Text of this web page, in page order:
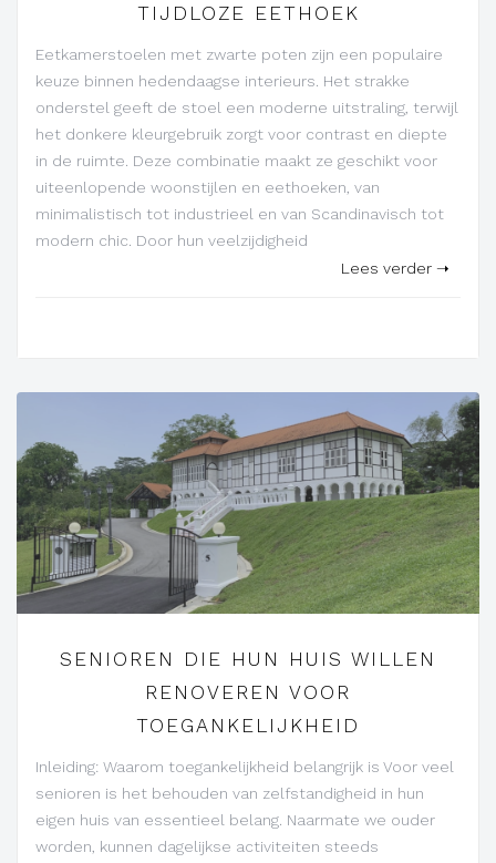
TIJDLOZE EETHOEK
Eetkamerstoelen met zwarte poten zijn een populaire
keuze binnen hedendaagse interieurs. Het strakke
onderstel geeft de stoel een moderne uitstraling, terwijl
het donkere kleurgebruik zorgt voor contrast en diepte
in de ruimte. Deze combinatie maakt ze geschikt voor
uiteenlopende woonstijlen en eethoeken, van
minimalistisch tot industrieel en van Scandinavisch tot
modern chic. Door hun veelzijdigheid
Lees verder ➝
SENIOREN DIE HUN HUIS WILLEN
RENOVEREN VOOR
TOEGANKELIJKHEID
Inleiding: Waarom toegankelijkheid belangrijk is Voor veel
senioren is het behouden van zelfstandigheid in hun
eigen huis van essentieel belang. Naarmate we ouder
worden, kunnen dagelijkse activiteiten steeds